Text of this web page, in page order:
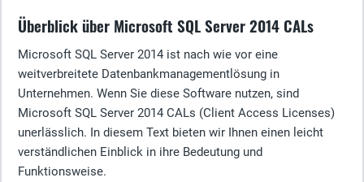
Überblick über Microsoft SQL Server 2014 CALs
Microsoft SQL Server 2014 ist nach wie vor eine
weitverbreitete Datenbankmanagementlösung in
Unternehmen. Wenn Sie diese Software nutzen, sind
Microsoft SQL Server 2014 CALs (Client Access Licenses)
unerlässlich. In diesem Text bieten wir Ihnen einen leicht
verständlichen Einblick in ihre Bedeutung und
Funktionsweise.